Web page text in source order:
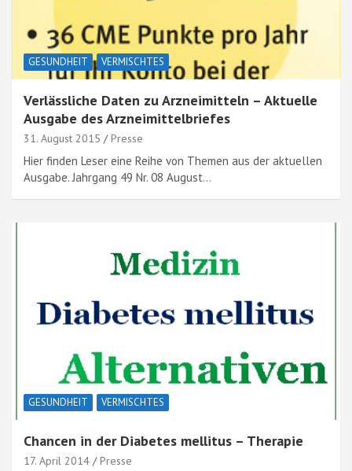
GESUNDHEIT VERMISCHTES
Verlässliche Daten zu Arzneimitteln – Aktuelle
Ausgabe des Arzneimittelbriefes
31. August 2015 Presse
Hier finden Leser eine Reihe von Themen aus der aktuellen
Ausgabe. Jahrgang 49 Nr. 08 August…
GESUNDHEIT VERMISCHTES
Chancen in der Diabetes mellitus – Therapie
17. April 2014 Presse